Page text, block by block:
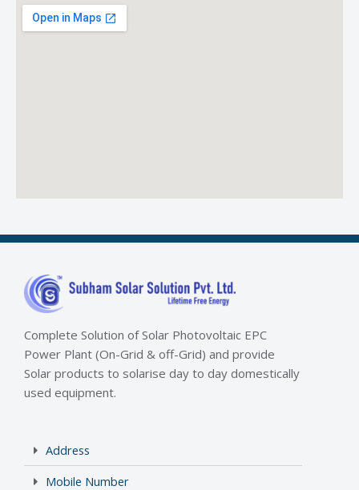
Complete Solution of Solar Photovoltaic EPC
Power Plant (On-Grid & off-Grid) and provide
Solar products to solarise day to day domestically
used equipment.
Address
Mobile Number